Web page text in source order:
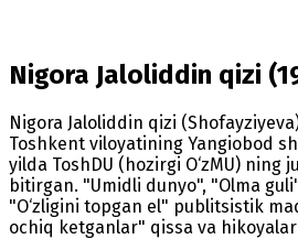
Nigora Jaloliddin qizi
Nigora Jaloliddin qizi
Toshkent viloyatining Yangiobod
yilda ToshDU (hozirgi O‘zMU)
bitirgan. "Umidli dunyo", "Olma
"O‘zligini topgan el" publitsistik
ochiq ketganlar" qissa va